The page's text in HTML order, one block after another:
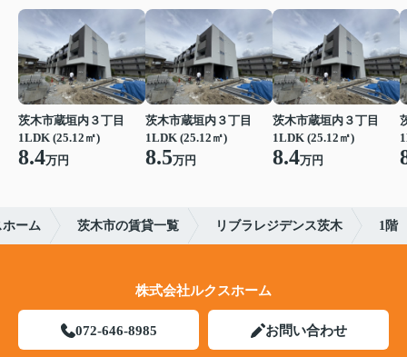
茨木市蔵垣内３丁目
1LDK (25.12㎡)
8.4万円
茨木市蔵垣内３丁目
1LDK (25.12㎡)
8.5万円
茨木市蔵垣内３丁目
1LDK (25.12㎡)
8.4万円
ーム 茨木市の賃貸一覧 リブラレジデンス茨木 1階
株式会社ルクスホーム
072-646-8985 お問い合わせ